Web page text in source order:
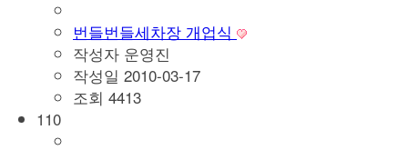
번들번들세차장 개업식
작성자 운영진
작성일 2010-03-17
조회 4413
110